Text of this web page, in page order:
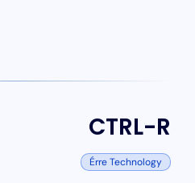
CTRL-R
Érre Technology